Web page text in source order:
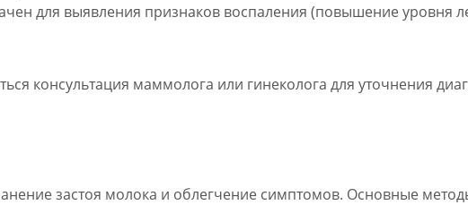
для выявления признаков воспаления (повышение уровня
консультация маммолога или гинеколога для уточнения
застоя молока и облегчение симптомов. Основные